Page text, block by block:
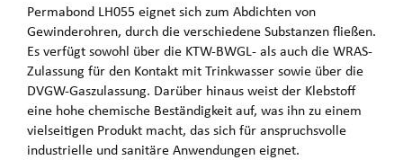
Permabond LH055 eignet sich zum Abdichten von
Gewinderohren, durch die verschiedene Substanzen fließen.
Es verfügt sowohl über die KTW-BWGL- als auch die WRAS-
Zulassung für den Kontakt mit Trinkwasser sowie über die
DVGW-Gaszulassung. Darüber hinaus weist der Klebstoff
eine hohe chemische Beständigkeit auf, was ihn zu einem
vielseitigen Produkt macht, das sich für anspruchsvolle
industrielle und sanitäre Anwendungen eignet.